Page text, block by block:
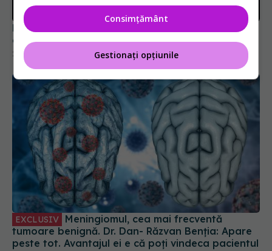
De ce apare durerea după operație. BH4,
compusul care joacă un rol major
26 aug 2024, 22:43
EXCLUSIV
tumoare benignă. Dr. Dan- Răzvan Benția: Apare
peste tot. Avantajul ei e că poți vindeca pacientul
Consimțământ
Gestionați opțiunile